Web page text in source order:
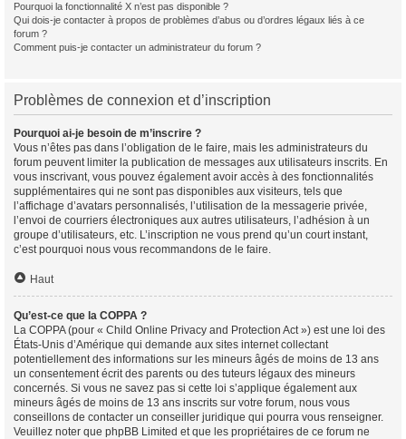
Pourquoi la fonctionnalité X n’est pas disponible ?
Qui dois-je contacter à propos de problèmes d’abus ou d’ordres légaux liés à ce
forum ?
Comment puis-je contacter un administrateur du forum ?
Problèmes de connexion et d’inscription
Pourquoi ai-je besoin de m’inscrire ?
Vous n’êtes pas dans l’obligation de le faire, mais les administrateurs du
forum peuvent limiter la publication de messages aux utilisateurs inscrits. En
vous inscrivant, vous pouvez également avoir accès à des fonctionnalités
supplémentaires qui ne sont pas disponibles aux visiteurs, tels que
l’affichage d’avatars personnalisés, l’utilisation de la messagerie privée,
l’envoi de courriers électroniques aux autres utilisateurs, l’adhésion à un
groupe d’utilisateurs, etc. L’inscription ne vous prend qu’un court instant,
c’est pourquoi nous vous recommandons de le faire.
Haut
Qu’est-ce que la COPPA ?
La COPPA (pour « Child Online Privacy and Protection Act ») est une loi des
États-Unis d’Amérique qui demande aux sites internet collectant
potentiellement des informations sur les mineurs âgés de moins de 13 ans
un consentement écrit des parents ou des tuteurs légaux des mineurs
concernés. Si vous ne savez pas si cette loi s’applique également aux
mineurs âgés de moins de 13 ans inscrits sur votre forum, nous vous
conseillons de contacter un conseiller juridique qui pourra vous renseigner.
Veuillez noter que phpBB Limited et que les propriétaires de ce forum ne